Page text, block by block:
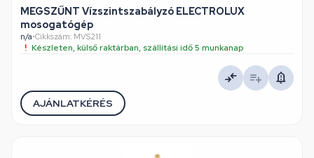
MEGSZŰNT Vízszintszabályzó ELECTROLUX
mosogatógép
n/a•Cikkszám: MVS211
Készleten, külső raktárban, szállítási idő 5 munkanap
AJÁNLATKÉRÉS